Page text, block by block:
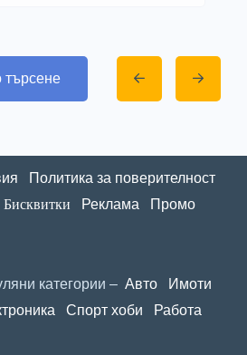
търсене
Политика за поверителност
Бисквитки Реклама
Промо
категории – Авто
Имоти
Спорт хоби Работа